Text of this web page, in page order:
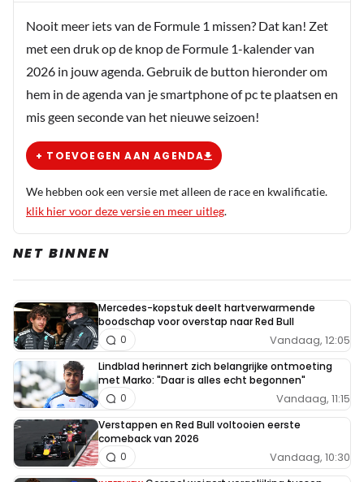
verleden was die goed ik vind het nog steeds een
goede coureur
Binatang buas
zeiken???
Grrrrrene
27 december 2019 20:43
verschijnt hier en ieder excuus aangegrepen wordt
om de naam Verstappen te "name-droppen", allemaal
voor de clicks. Laatst ook zo'n kop met "Niet
Verstappen maar [insert coureur waar nieuws over
was] [nieuwsfeitje]. Zo kun je al het nieuws over
Verstappen laten gaan, zelfs als je daarvoor quotes
moet verbouwen tot feiten... "Niet Verstappen, maar
Hamilton kampioen 2019", "Ferrari tekent niet
Verstappen, maar Leclerc tot 2023", "Stroll in zijn
Racing Point langzamer dan Verstappen in eerste
Q1", Verstappen aanwezig bij opening verbouwde
Nooit meer iets van de Formule 1 missen? Dat kan! Zet
met een druk op de knop de Formule 1-kalender van
2026 in jouw agenda. Gebruik de button hieronder om
hem in de agenda van je smartphone of pc te plaatsen en
mis geen seconde van het nieuwe seizoen!
+ TOEVOEGEN AAN AGENDA
We hebben ook een versie met alleen de race en kwalificatie.
klik hier voor deze versie en meer uitleg.
NET BINNEN
Mercedes-kopstuk deelt hartverwarmende
boodschap voor overstap naar Red Bull
Vandaag, 12:05
0
Lindblad herinnert zich belangrijke ontmoeting
met Marko: "Daar is alles echt begonnen"
Vandaag, 11:15
0
Verstappen en Red Bull voltooien eerste
comeback van 2026
Vandaag, 10:30
0